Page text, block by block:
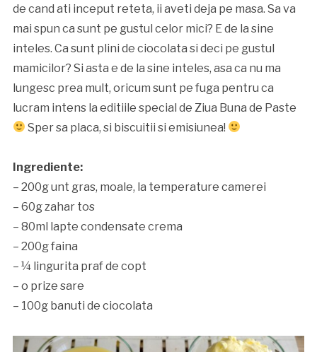
de cand ati inceput reteta, ii aveti deja pe masa. Sa va
mai spun ca sunt pe gustul celor mici? E de la sine
inteles. Ca sunt plini de ciocolata si deci pe gustul
mamicilor? Si asta e de la sine inteles, asa ca nu ma
lungesc prea mult, oricum sunt pe fuga pentru ca
lucram intens la editiile special de Ziua Buna de Paste
Sper sa placa, si biscuitii si emisiunea!
Ingrediente:
– 200g unt gras, moale, la temperature camerei
– 60g zahar tos
– 80ml lapte condensate crema
– 200g faina
– ¼ lingurita praf de copt
– o prize sare
– 100g banuti de ciocolata